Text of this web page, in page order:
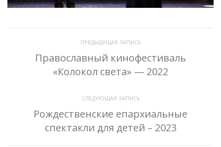
ПРЕДЫДУЩАЯ ЗАПИСЬ
Православный кинофестиваль
«Колокол света» — 2022
СЛЕДУЮЩАЯ ЗАПИСЬ
Рождественские епархиальные
спектакли для детей – 2023